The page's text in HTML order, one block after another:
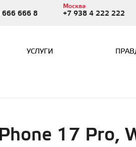
666 666 8
Москва
+7 938 4 222 222
УСЛУГИ
17 Pro,